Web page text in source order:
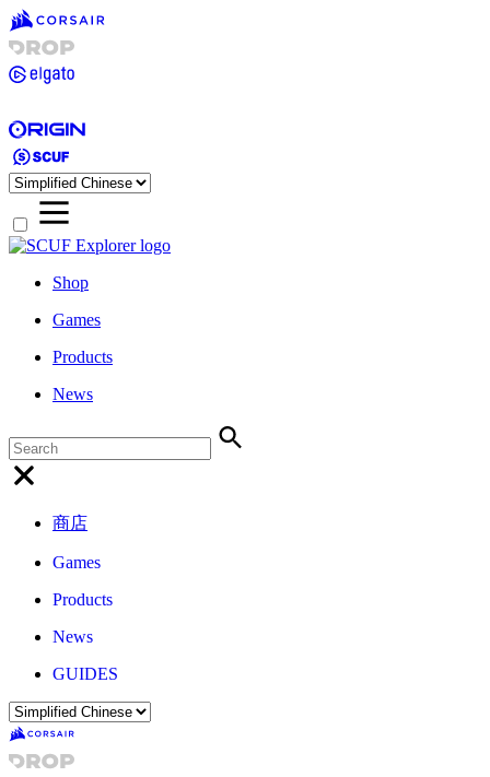
Shop
Games
Products
News
商店
Games
Products
News
GUIDES